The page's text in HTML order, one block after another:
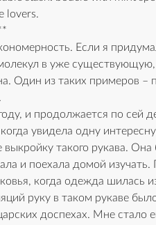
lovers.
Если я
в уже
Один из таких примеров –
и продолжается по сей
увидела одну
такого рукава.
и поехала домой изучать.
когда одежда шилась
руку в таком рукаве
доспехах. Мне стало